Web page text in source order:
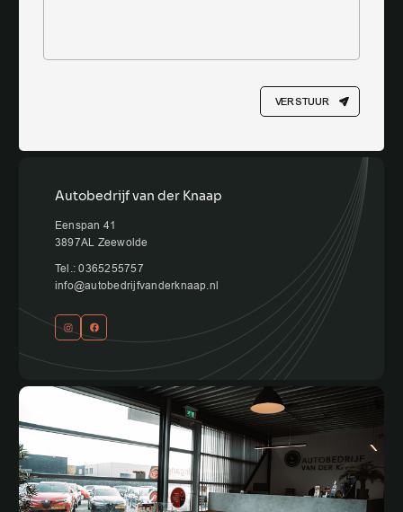
VERSTUUR
Autobedrijf van der Knaap
Eenspan 41
3897AL Zeewolde
Tel.: 0365255757
info@autobedrijfvanderknaap.nl